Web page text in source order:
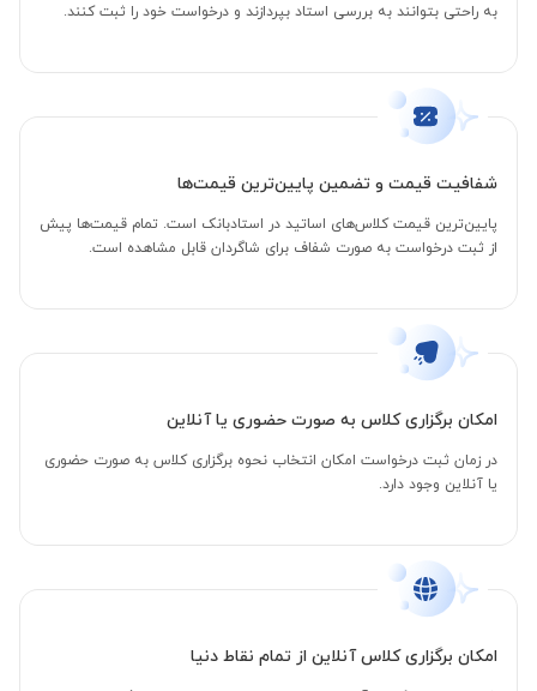
به راحتی بتوانند به بررسی استاد بپردازند و درخواست خود را ثبت کنند.
شفافیت قیمت و تضمین پایین‌ترین قیمت‌ها
پایین‌ترین قیمت کلاس‌های اساتید در استادبانک است. تمام قیمت‌ها پیش
از ثبت درخواست به صورت شفاف برای شاگردان قابل مشاهده است.
امکان برگزاری کلاس به صورت حضوری یا آنلاین
در زمان ثبت درخواست امکان انتخاب نحوه برگزاری کلاس به صورت حضوری
یا آنلاین وجود دارد.
امکان برگزاری کلاس آنلاین از تمام نقاط دنیا